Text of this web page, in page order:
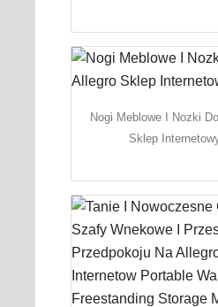
Nogi Meblowe I Nozki
Sklep